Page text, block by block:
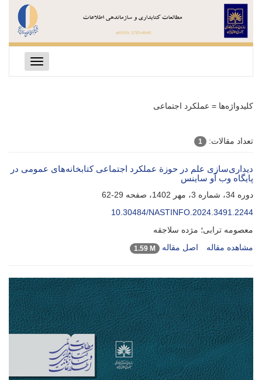
Toggle
navigation
کلیدواژه‌ها = عملکرد اجتماعی
تعداد مقالات: 1
دیداری‌سازی علم در حوزة عملکرد اجتماعی کتابخانه‌های عمومی در
پایگاه وب آو ساینس
دوره 34، شماره 3، مهر 1402، صفحه
29-62
10.30484/NASTINFO.2024.3491.2244
معصومه ترابی؛ مژده سلاجقه
مشاهده مقاله
اصل مقاله 1.59 M